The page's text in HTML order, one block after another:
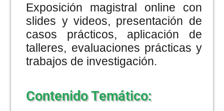
Exposición magistral online con
slides y videos, presentación de
casos prácticos, aplicación de
talleres, evaluaciones prácticas y
trabajos de investigación.
Contenido Temático: